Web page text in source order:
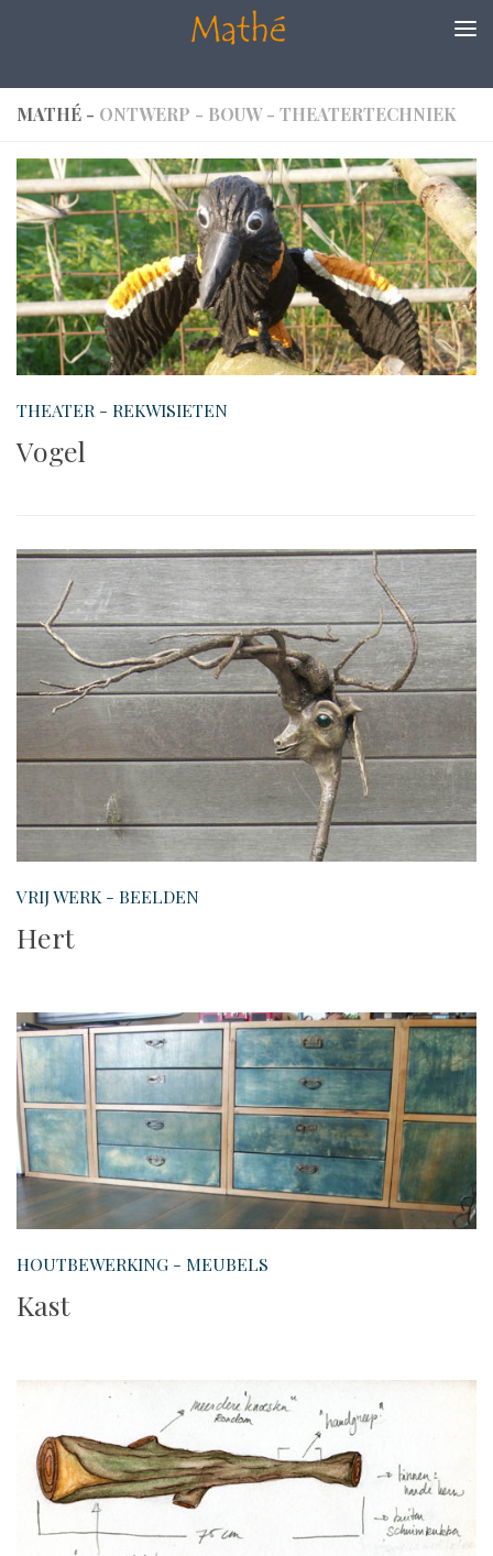
Doorgaan naar inhoud
MATHÉ - ONTWERP - BOUW - THEATERTECHNIEK
THEATER - REKWISIETEN
Vogel
VRIJ WERK - BEELDEN
Hert
HOUTBEWERKING - MEUBELS
Kast